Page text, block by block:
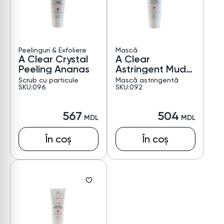
Peelinguri & Exfoliere
A Clear Crystal
Peeling Ananas
Scrub cu particule
SKU:096
567
În coș
Mască
A Clear
Astringent Mud
Mask
Mască astringentă
SKU:092
504
În coș